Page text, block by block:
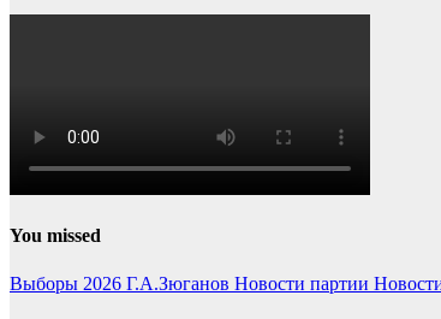
You missed
Выборы 2026 Г.А.Зюганов Новости партии